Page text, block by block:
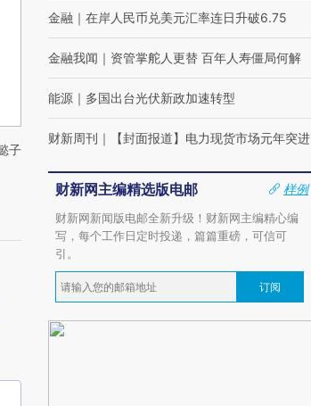
子
金融 ｜ 在岸人民币兑美元汇率连日升破6.75
金融我闻 ｜ 资管掌舵人更替 百年人寿僵局何解
能源 ｜ 多国出台光伏新政加速转型
财新周刊 ｜ 【封面报道】电力现货市场元年突进
财新网主编精选版电邮
样例
财新网新闻版电邮全新升级！财新网主编精心编
写，每个工作日定时投递，篇篇重磅，可信可
引。
订阅